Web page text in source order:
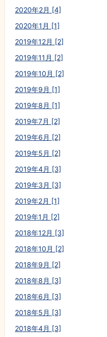
2020年2月 [4]
2020年1月 [1]
2019年12月 [2]
2019年11月 [2]
2019年10月 [2]
2019年9月 [1]
2019年8月 [1]
2019年7月 [2]
2019年6月 [2]
2019年5月 [2]
2019年4月 [3]
2019年3月 [3]
2019年2月 [1]
2019年1月 [2]
2018年12月 [3]
2018年10月 [2]
2018年9月 [2]
2018年8月 [3]
2018年6月 [3]
2018年5月 [3]
2018年4月 [3]